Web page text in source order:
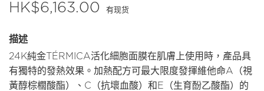
$6,163.00 有现货
描述
24K純金TÉRMICA活化細胞面膜在肌膚上使用時，產品具
有獨特的發熱效果。加熱配方可最大限度發揮維他命A（視
黃醇棕櫚酸酯）、C（抗壞血酸）和E（生育酚乙酸酯）的